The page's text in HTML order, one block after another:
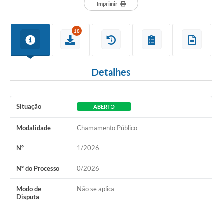
Imprimir
18
Detalhes
Situação ABERTO
Modalidade Chamamento Público
Nº 1/2026
Nº do Processo 0/2026
Modo de
Disputa
Não se aplica